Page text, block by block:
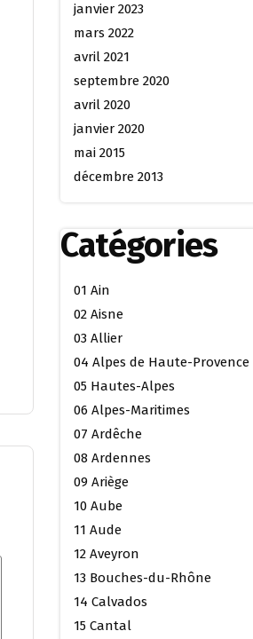
janvier 2023
mars 2022
avril 2021
septembre 2020
avril 2020
janvier 2020
mai 2015
décembre 2013
Catégories
01 Ain
02 Aisne
03 Allier
04 Alpes de Haute-Provence
05 Hautes-Alpes
06 Alpes-Maritimes
07 Ardêche
08 Ardennes
09 Ariège
10 Aube
11 Aude
12 Aveyron
13 Bouches-du-Rhône
14 Calvados
15 Cantal